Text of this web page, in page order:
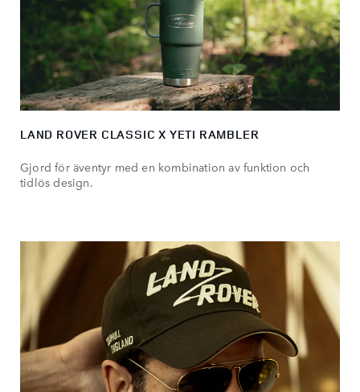
LAND ROVER CLASSIC X YETI RAMBLER
Gjord för äventyr med en kombination av funktion och
tidlös design.